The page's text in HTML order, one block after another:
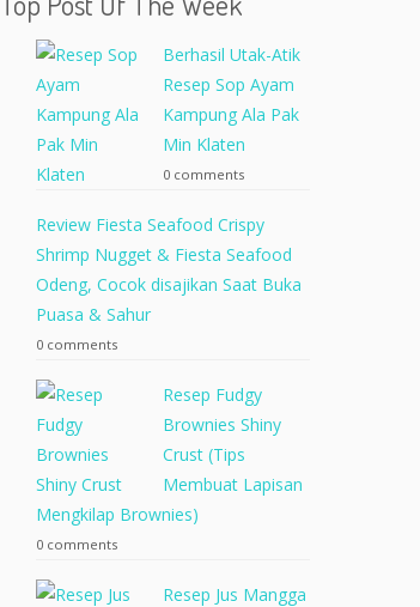
Berhasil Utak-Atik
Resep Sop Ayam
Kampung Ala Pak
Min Klaten
0 comments
Review Fiesta Seafood Crispy
Shrimp Nugget & Fiesta Seafood
Odeng, Cocok disajikan Saat Buka
Puasa & Sahur
0 comments
Resep Fudgy
Brownies Shiny
Crust (Tips
Membuat Lapisan
Mengkilap Brownies)
0 comments
Resep Jus Mangga